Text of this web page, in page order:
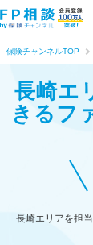
保険チャンネルTOP
長崎エ
きる フ
長崎エリアを担